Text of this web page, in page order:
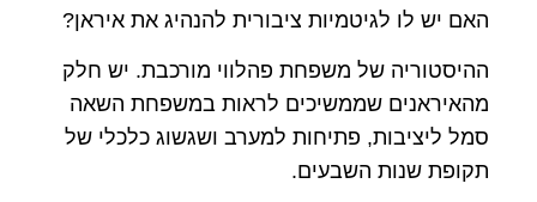
האם יש לו לגיטמיות ציבורית להנהיג את איראן?
ההיסטוריה של משפחת פהלווי מורכבת. יש חלק
מהאיראנים שממשיכים לראות במשפחת השאה
סמל ליציבות, פתיחות למערב ושגשוג כלכלי של
תקופת שנות השבעים.